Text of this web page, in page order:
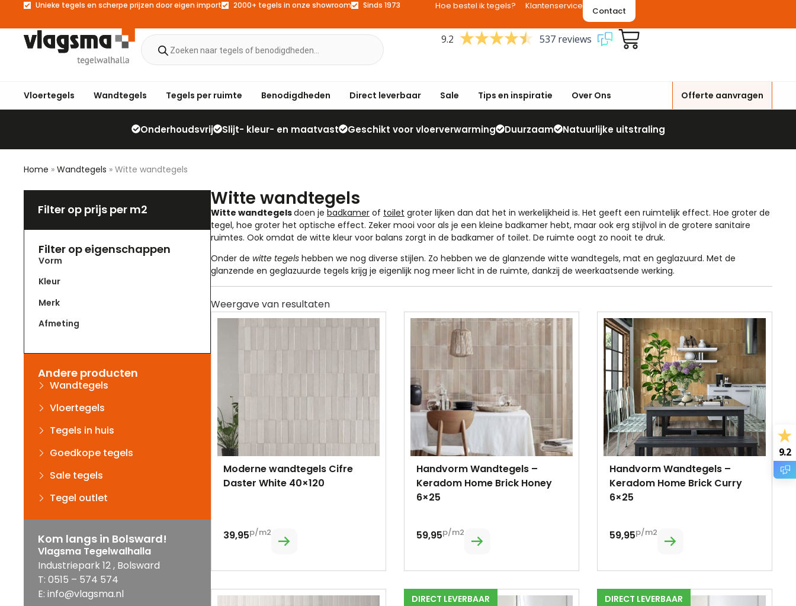
Unieke tegels en scherpe prijzen door eigen import 2000+ tegels in onze showroom Sinds 1973 Hoe bestel ik tegels? Klantenservice Contact
9.2 537 reviews
Vloertegels Wandtegels Tegels per ruimte Benodigdheden Direct leverbaar Sale Tips en inspiratie Over Ons Offerte aanvragen
Onderhoudsvrij Slijt- kleur- en maatvast Geschikt voor vloerverwarming Duurzaam Natuurlijke uitstraling
Home » Wandtegels » Witte wandtegels
Filter op prijs per m2
Filter op eigenschappen
Vorm
Kleur
Merk
Afmeting
Andere producten
Wandtegels
Vloertegels
Tegels in huis
Goedkope tegels
Sale tegels
Tegel outlet
Kom langs in Bolsward!
Vlagsma Tegelwalhalla
Industriepark 12 , Bolsward
T: 0515 – 574 574
E: info@vlagsma.nl
Witte wandtegels
Witte wandtegelsdoen je badkamer of toilet groter lijken dan dat het in werkelijkheid is. Het geeft een ruimtelijk effect. Hoe groter de
tegel, hoe groter het optische effect. Zeker mooi voor als je een kleine badkamer hebt, maar ook erg stijlvol in de grotere sanitaire
ruimtes. Ook omdat de witte kleur voor balans zorgt in de badkamer of toilet. De ruimte oogt zo nooit te druk.
Onder de witte tegels hebben we nog diverse stijlen. Zo hebben we de glanzende witte wandtegels, mat en geglazuurd. Met de
glanzende en geglazuurde tegels krijg je eigenlijk nog meer licht in de ruimte, dankzij de weerkaatsende werking.
Moderne wandtegels Cifre
Daster White 40×120
39,95p/m2
Handvorm Wandtegels –
Keradom Home Brick Honey
6×25
59,95p/m2
Handvorm Wandtegels –
Keradom Home Brick Curry
6×25
59,95p/m2
DIRECT LEVERBAAR DIRECT LEVERBAAR
9.2